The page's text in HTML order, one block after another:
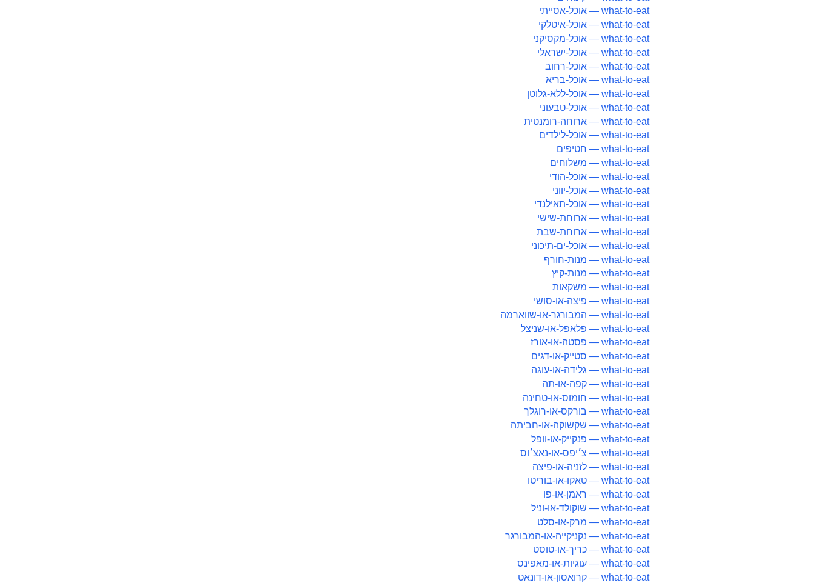
what-to-eat — אוכל-אסייתי
what-to-eat — אוכל-איטלקי
what-to-eat — אוכל-מקסיקני
what-to-eat — אוכל-ישראלי
what-to-eat — אוכל-רחוב
what-to-eat — אוכל-בריא
what-to-eat — אוכל-ללא-גלוטן
what-to-eat — אוכל-טבעוני
what-to-eat — ארוחה-רומנטית
what-to-eat — אוכל-לילדים
what-to-eat — חטיפים
what-to-eat — משלוחים
what-to-eat — אוכל-הודי
what-to-eat — אוכל-יווני
what-to-eat — אוכל-תאילנדי
what-to-eat — ארוחת-שישי
what-to-eat — ארוחת-שבת
what-to-eat — אוכל-ים-תיכוני
what-to-eat — מנות-חורף
what-to-eat — מנות-קיץ
what-to-eat — משקאות
what-to-eat — פיצה-או-סושי
what-to-eat — המבורגר-או-שווארמה
what-to-eat — פלאפל-או-שניצל
what-to-eat — פסטה-או-אורז
what-to-eat — סטייק-או-דגים
what-to-eat — גלידה-או-עוגה
what-to-eat — קפה-או-תה
what-to-eat — חומוס-או-טחינה
what-to-eat — בורקס-או-רוגלך
what-to-eat — שקשוקה-או-חביתה
what-to-eat — פנקייק-או-וופל
what-to-eat — צ׳יפס-או-נאצ׳וס
what-to-eat — לזניה-או-פיצה
what-to-eat — טאקו-או-בוריטו
what-to-eat — ראמן-או-פו
what-to-eat — שוקולד-או-וניל
what-to-eat — מרק-או-סלט
what-to-eat — נקניקייה-או-המבורגר
what-to-eat — כריך-או-טוסט
what-to-eat — עוגיות-או-מאפינס
what-to-eat — קרואסון-או-דונאט